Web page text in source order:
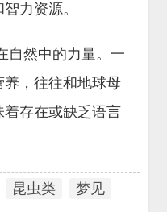
力资源。
自然中的力量。一
，往往和地球母
存在或缺乏语言
昆虫类
梦见